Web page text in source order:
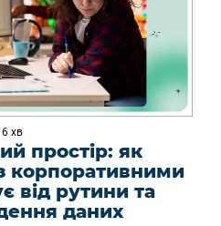
6 хв
простір: як
з корпоративними
від рутини та
даних